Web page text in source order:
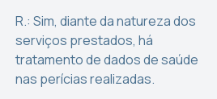
R.: Sim, diante da natureza dos
serviços prestados, há
tratamento de dados de saúde
nas perícias realizadas.